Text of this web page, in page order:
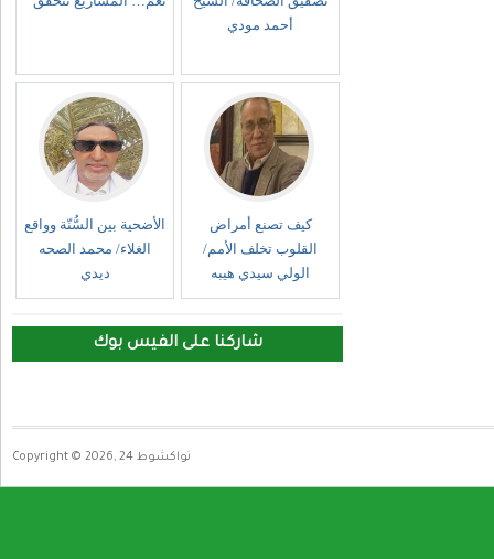
أحمد مودي
كيف تصنع أمراض
القلوب تخلف الأمم/
الولي سيدي هيبه
الأضحية بين السُّنّة وواقع
الغلاء/ محمد الصحه
ديدي
شاركنا على الفيس بوك
Copyright © 2026, نواكشوط 24